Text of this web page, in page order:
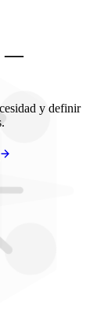
—
y definir